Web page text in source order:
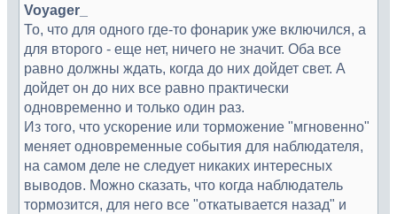
Voyager_
То, что для одного где-то фонарик уже включился, а
для второго - еще нет, ничего не значит. Оба все
равно должны ждать, когда до них дойдет свет. А
дойдет он до них все равно практически
одновременно и только один раз.
Из того, что ускорение или торможение "мгновенно"
меняет одновременные события для наблюдателя,
на самом деле не следует никаких интересных
выводов. Можно сказать, что когда наблюдатель
тормозится, для него все "откатывается назад" и